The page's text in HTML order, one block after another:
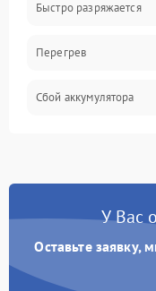
Быстро разряжается
Перегрев
Сбой аккумулятора
У Вас
Оставьте заявку,